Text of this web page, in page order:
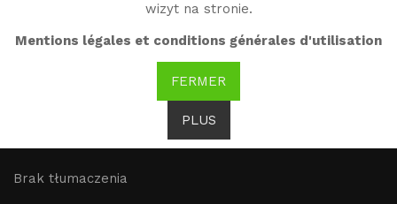
wizyt na stronie.
Mentions légales et conditions générales d'utilisation
FERMER
PLUS
#Gombrowicz 115! ??jest
z nami już 115 lat!
Brak tłumaczenia